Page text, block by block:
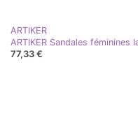
ARTIKER
77,33 €